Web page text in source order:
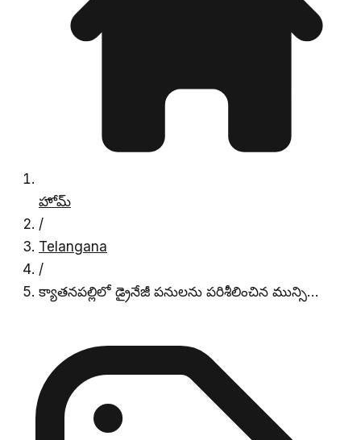
హోమ్
/
Telangana
/
క్యాతనపల్లిలో డ్రైనేజీ పనులను పరిశీలించిన మున్సి…